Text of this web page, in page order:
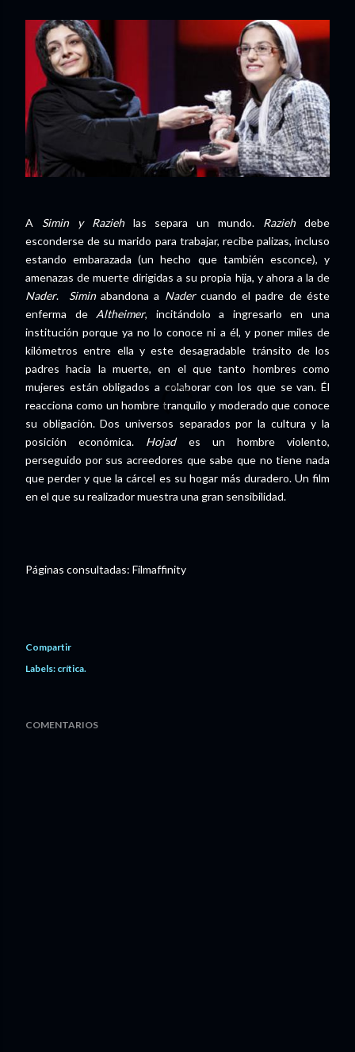
A Simin y Raziehlas separa un mundo. Raziehdebe
esconderse de su marido para trabajar, recibe palizas, incluso
estando embarazada (un hecho que también esconce), y
amenazas de muerte dirigidas a su propia hija, y ahora a la de
Nader. Siminabandona a Nadercuando el padre de éste
enferma de Altheimer, incitándolo a ingresarlo en una
institución porque ya no lo conoce ni a él, y poner miles de
kilómetros entre ella y este desagradable tránsito de los
padres hacia la muerte, en el que tanto hombres como
mujeres están obligados a colaborar con los que se van. Él
reacciona como un hombre tranquilo y moderado que conoce
su obligación. Dos universos separados por la cultura y la
posición económica. Hojades un hombre violento,
perseguido por sus acreedores que sabe que no tiene nada
que perder y que la cárcel es su hogar más duradero. Un film
en el que su realizador muestra una gran sensibilidad.
Páginas consultadas: Filmaffinity
Compartir
Labels: crítica.
COMENTARIOS